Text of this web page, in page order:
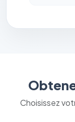
Choisissez